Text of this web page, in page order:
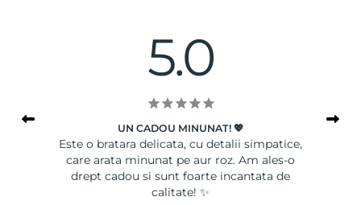
5.0
UN CADOU MINUNAT! 💖
Este o bratara delicata, cu detalii simpatice,
care arata minunat pe aur roz. Am ales-o
drept cadou si sunt foarte incantata de
calitate! ✨